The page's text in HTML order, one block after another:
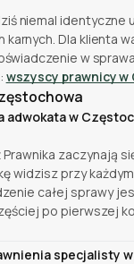
niemal identyczne
karnych. Dla klienta
w
wszyscy prawnicy
adwokata w
zaczynają
widzisz przy
całej sprawy
po pierwszej
specjalisty